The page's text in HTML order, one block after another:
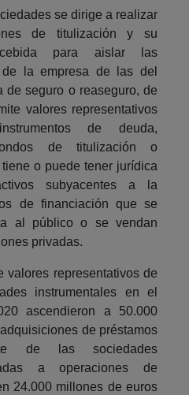
se dirige a realizar
de titulización y su
para aislar las
la empresa de las del
de seguro o reaseguro, de
valores representativos
de deuda,
de titulización o
o puede tener jurídica
subyacentes a la
de financiación que se
al público o se vendan
privadas.
valores representativos de
instrumentales en el
ascendieron a 50.000
de préstamos
de las sociedades
a operaciones de
24.000 millones de euros